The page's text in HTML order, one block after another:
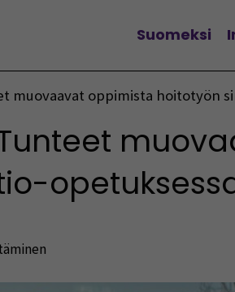
Vaihda kieltä
Suomeksi
muovaavat oppimista hoitotyön